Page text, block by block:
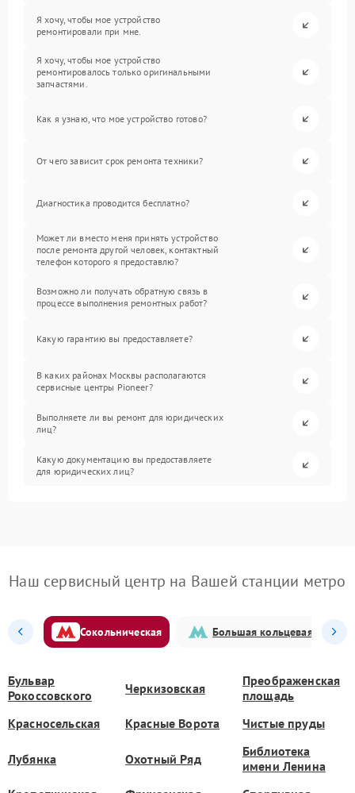
Я хочу, чтобы мое устройство
ремонтировали при мне.
Я хочу, чтобы мое устройство
ремонтировалось только оригинальными
запчастями.
Как я узнаю, что мое устройство готово?
От чего зависит срок ремонта техники?
Диагностика проводится бесплатно?
Может ли вместо меня принять устройство
после ремонта другой человек, контактный
телефон которого я предоставлю?
Возможно ли получать обратную связь в
процессе выполнения ремонтных работ?
Какую гарантию вы предоставляете?
В каких районах Москвы располагаются
сервисные центры Pioneer?
Выполняете ли вы ремонт для юридических
лиц?
Какую документацию вы предоставляете
для юридических лиц?
Наш сервисный центр на Вашей станции метро
Сокольническая Большая кольцевая
Бульвар
Рокоссовского
Черкизовская
Преображенская
площадь
Красносельская
Красные Ворота Чистые пруды
Лубянка Охотный Ряд
Библиотека
имени Ленина